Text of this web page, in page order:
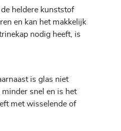
heldere kunststof
en kan het makkelijk
nodig heeft, is
is glas niet
snel en is het
met wisselende of